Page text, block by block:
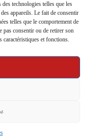
technologies telles que les
appareils. Le fait de consentir
telles que le comportement de
pas consentir ou de retirer son
caractéristiques et fonctions.
d’Oyem : un chantier qui
2026